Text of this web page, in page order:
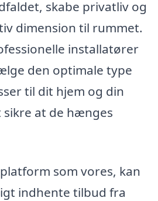
skabe privatliv og
dimension til rummet.
installatører
den optimale type
til dit hjem og din
at de hænges
som vores, kan
indhente tilbud fra